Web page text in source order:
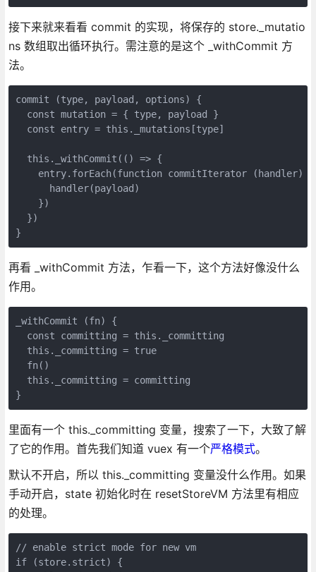
接下来就来看看 commit 的实现，将保存的 store._mutatio
ns 数组取出循环执行。需注意的是这个 _withCommit 方
法。
commit (type, payload, options) {
  const mutation = { type, payload }
  const entry = this._mutations[type]
  this._withCommit(() => {
    entry.forEach(function commitIterator (handler) {
      handler(payload)
    })
  })
}
再看 _withCommit 方法，乍看一下，这个方法好像没什么
作用。
_withCommit (fn) {
  const committing = this._committing
  this._committing = true
  fn()
  this._committing = committing
}
里面有一个 this._committing 变量，搜索了一下，大致了解
了它的作用。首先我们知道 vuex 有一个严格模式。
默认不开启，所以 this._committing 变量没什么作用。如果
手动开启，state 初始化时在 resetStoreVM 方法里有相应
的处理。
// enable strict mode for new vm
if (store.strict) {